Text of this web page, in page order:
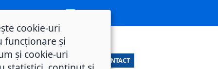
CONTACT
cookie-uri
funcționare și
și cookie-uri